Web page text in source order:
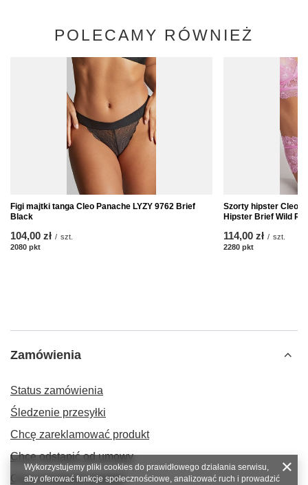
POLECAMY RÓWNIEŻ
Figi majtki tanga Cleo Panache LYZY 9762 Brief
Black
104,00 zł / szt.
2080 pkt
Szorty hipster Cleo
Hipster Brief Wild
114,00 zł / szt.
2280 pkt
Zamówienia
Status zamówienia
Śledzenie przesyłki
Chcę zareklamować produkt
Chcę odstąpić od umowy
Chcę wymienić produkt
Wykorzystujemy pliki cookies do prawidłowego działania serwisu,
aby oferować funkcje społecznościowe, analizować ruch i prowadzić